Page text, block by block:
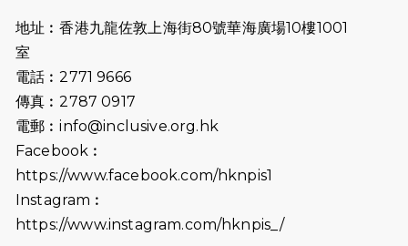
2026-07-02
2026-06-25
（19:00開始）
2026-06-18
猛龍長跑隊恆常練習 - 6月18日
2026-06-11
猛龍長跑隊恆常練習 - 6月11日（19:00
地址︰香港九龍佐敦上海街80號華海廣場10樓1001
室
電話︰2771 9666
傳真︰2787 0917
電郵︰info@inclusive.org.hk
Facebook︰
https://www.facebook.com/hknpis1
Instagram︰
https://www.instagram.com/hknpis_/